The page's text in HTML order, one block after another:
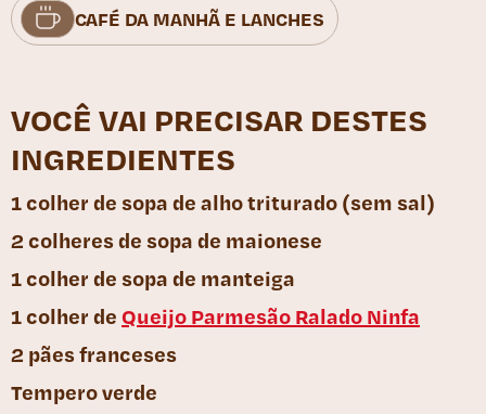
CAFÉ DA MANHÃ E LANCHES
VOCÊ VAI PRECISAR DESTES
INGREDIENTES
1 colher de sopa de alho triturado (sem sal)
2 colheres de sopa de maionese
1 colher de sopa de manteiga
1 colher de Queijo Parmesão Ralado Ninfa
2 pães franceses
Tempero verde